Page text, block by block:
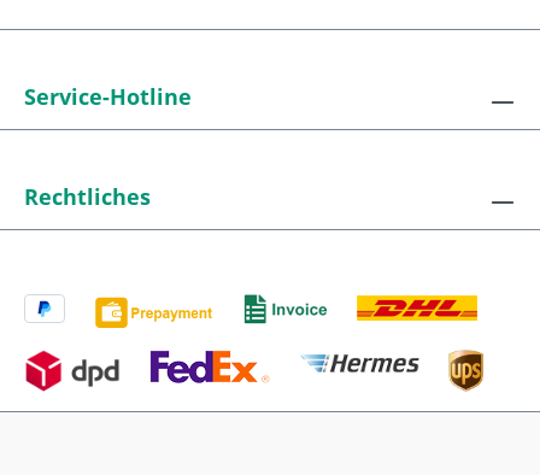
Service-Hotline
Rechtliches